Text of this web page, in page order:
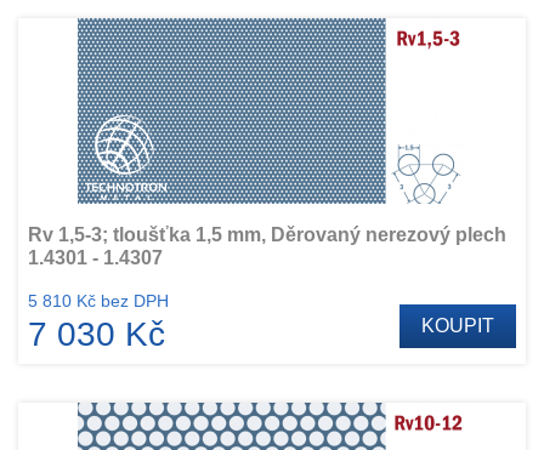
Rv 1,5-3; tloušťka 1,5 mm, Děrovaný nerezový plech
1.4301 - 1.4307
5 810 Kč bez DPH
7 030 Kč KOUPIT